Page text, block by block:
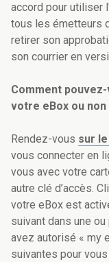
accord pour utiliser
tous les émetteurs
retirer son
son courrier en
Comment
votre eBox ou non
Rendez-vous sur le
vous connecter en
vous avec votre
autre clé d’accès.
votre eBox est
suivant dans une
avez autorisé « my
suivantes pour